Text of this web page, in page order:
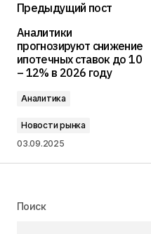
Предыдущий пост
Аналитики
прогнозируют снижение
ипотечных ставок до 10
– 12% в 2026 году
Аналитика
Новости рынка
03.09.2025
Поиск